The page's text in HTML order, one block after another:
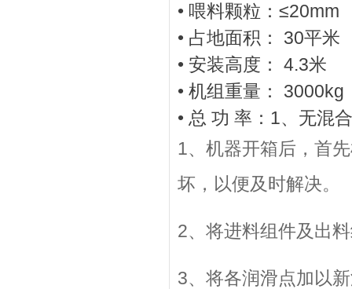
• 喂料颗粒：≤20mm
• 占地面积： 30
• 安装高度： 4.3米
• 机组重量： 3000kg
• 总 功 率：1、无混
1、机器开箱后，首
坏，以便及时解决。
2、将进料组件及出
3、将各润滑点加以